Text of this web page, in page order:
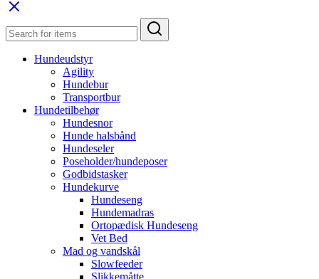
Hundeudstyr
Agility
Hundebur
Transportbur
Hundetilbehør
Hundesnor
Hunde halsbånd
Hundeseler
Poseholder/hundeposer
Godbidstasker
Hundekurve
Hundeseng
Hundemadras
Ortopædisk Hundeseng
Vet Bed
Mad og vandskål
Slowfeeder
Slikkemåtte